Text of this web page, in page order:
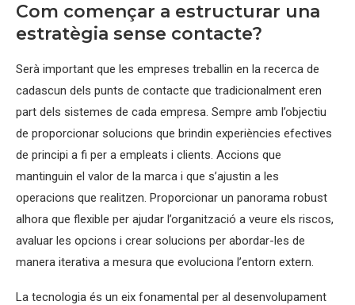
Com començar a estructurar una
estratègia sense contacte?
Serà important que les empreses treballin en la recerca de
cadascun dels punts de contacte que tradicionalment eren
part dels sistemes de cada empresa. Sempre amb l’objectiu
de proporcionar solucions que brindin experiències efectives
de principi a fi per a empleats i clients. Accions que
mantinguin el valor de la marca i que s’ajustin a les
operacions que realitzen. Proporcionar un panorama robust
alhora que flexible per ajudar l’organització a veure els riscos,
avaluar les opcions i crear solucions per abordar-les de
manera iterativa a mesura que evoluciona l’entorn extern.
La tecnologia és un eix fonamental per al desenvolupament